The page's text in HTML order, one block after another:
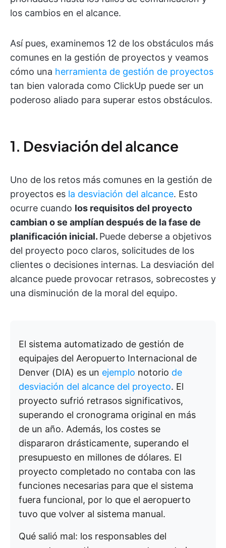
los cambios en el alcance.
Así pues, examinemos 12 de los obstáculos más
comunes en la gestión de proyectos y veamos
cómo una herramienta de gestión de proyectos
tan bien valorada como ClickUp puede ser un
poderoso aliado para superar estos obstáculos.
1. Desviación del alcance
Uno de los retos más comunes en la gestión de
proyectos es la desviación del alcance. Esto
ocurre cuando los requisitos del proyecto
cambian o se amplían después de la fase de
planificación inicial. Puede deberse a objetivos
del proyecto poco claros, solicitudes de los
clientes o decisiones internas. La desviación del
alcance puede provocar retrasos, sobrecostes y
una disminución de la moral del equipo.
El sistema automatizado de gestión de
equipajes del Aeropuerto Internacional de
Denver (DIA) es un ejemplo notorio de
desviación del alcance del proyecto. El
proyecto sufrió retrasos significativos,
superando el cronograma original en más
de un año. Además, los costes se
dispararon drásticamente, superando el
presupuesto en millones de dólares. El
proyecto completado no contaba con las
funciones necesarias para que el sistema
fuera funcional, por lo que el aeropuerto
tuvo que volver al sistema manual.
Qué salió mal: los responsables del